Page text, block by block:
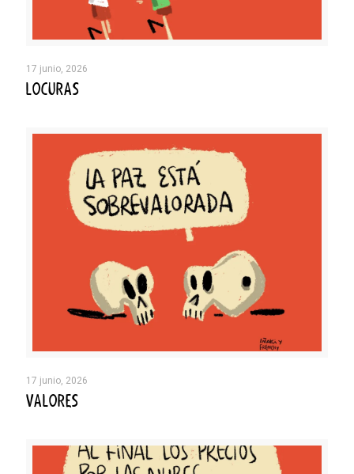
17 junio, 2026
LOCURAS
17 junio, 2026
VALORES